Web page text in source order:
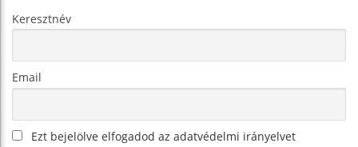
Keresztnév
Email
Ezt bejelölve elfogadod az adatvédelmi irányelvet